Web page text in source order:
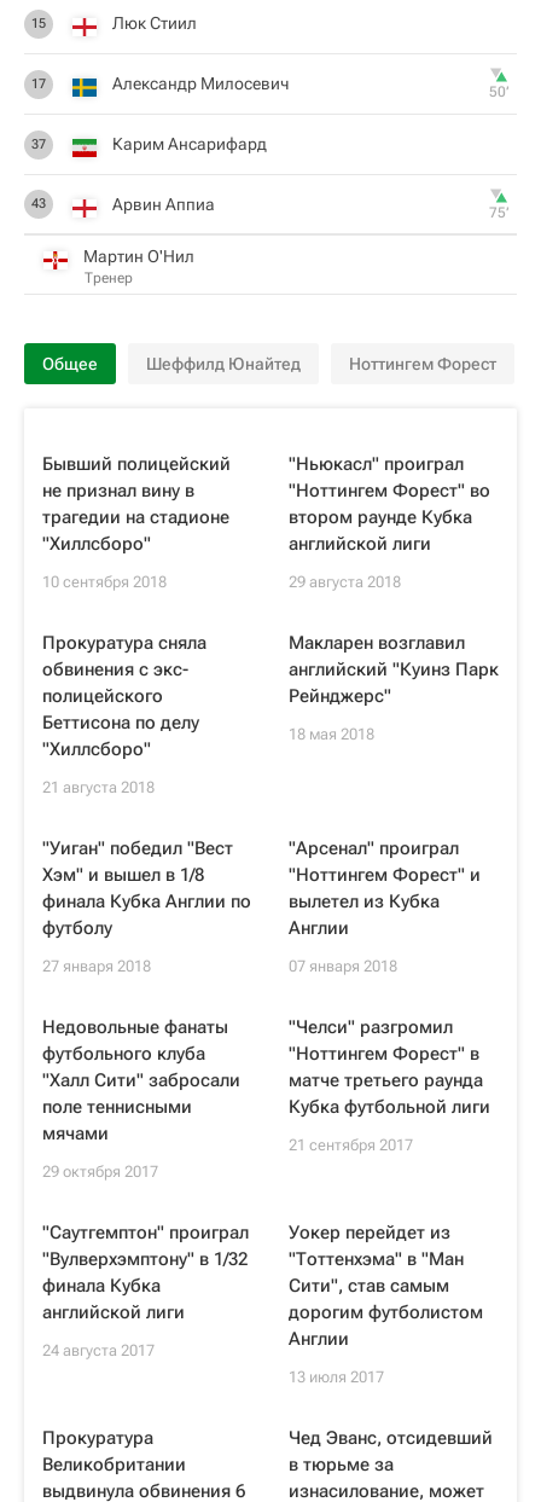
15 Люк Стиил
17 Александр Милосевич 50‎’‎
37 Карим Ансарифард
43 Арвин Аппиа 75‎’‎
Мартин О'Нил
Тренер
Общее Шеффилд Юнайтед Ноттингем Форест
Бывший полицейский
не признал вину в
трагедии на стадионе
"Хиллсборо"
10 сентября 2018
"Ньюкасл" проиграл
"Ноттингем Форест" во
втором раунде Кубка
английской лиги
29 августа 2018
Прокуратура сняла
обвинения с экс-
полицейского
Беттисона по делу
"Хиллсборо"
21 августа 2018
Макларен возглавил
английский "Куинз Парк
Рейнджерс"
18 мая 2018
"Уиган" победил "Вест
Хэм" и вышел в 1/8
финала Кубка Англии по
футболу
27 января 2018
"Арсенал" проиграл
"Ноттингем Форест" и
вылетел из Кубка
Англии
07 января 2018
Недовольные фанаты
футбольного клуба
"Халл Сити" забросали
поле теннисными
мячами
29 октября 2017
"Челси" разгромил
"Ноттингем Форест" в
матче третьего раунда
Кубка футбольной лиги
21 сентября 2017
"Саутгемптон" проиграл
"Вулверхэмптону" в 1/32
финала Кубка
английской лиги
24 августа 2017
Уокер перейдет из
"Тоттенхэма" в "Ман
Сити", став самым
дорогим футболистом
Англии
13 июля 2017
Прокуратура
Великобритании
выдвинула обвинения 6
Чед Эванс, отсидевший
в тюрьме за
изнасилование, может